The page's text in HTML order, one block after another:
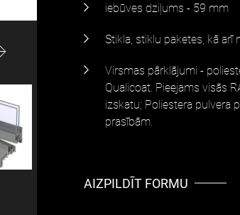
iebūves dziļums - 59 mm
Stikla, stiklu paketes, kā
Virsmas pārklājumi -
Qualicoat. Pieejams visās
izskatu; Poliestera pulvera
prasībām.
AIZPILDĪT FORMU